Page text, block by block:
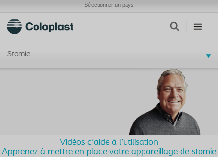
Sélectionner un pays
Stomie
Vidéos d'aide à l'utilisation
Apprenez à mettre en place votre appareillage de stomie